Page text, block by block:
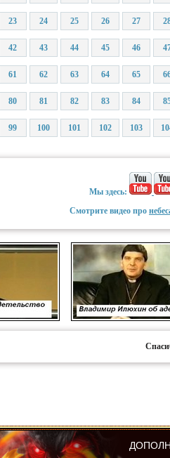
23 24 25 26 27
42 43 44 45 46
61 62 63 64 65
80 81 82 83 84
99 100 101 102 103
Мы здесь:
Смотрите видео про